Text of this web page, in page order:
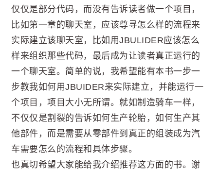
仅仅是部分代码，而没有告诉读者做一个项目，
比如第一章的聊天室，应该尊寻怎么样的流程来
实际建立该聊天室，比如用JBULIDER应该怎么
样来组织那些代码，最后成为让读者真正运行的
一个聊天室。简单的说，我希望能有本书一步一
步教我如何用JBUIDER来实际建立，并能运行一
个项目，项目大小无所谓。就如制造骑车一样，
不仅仅是割裂的告诉如何生产轮胎，如何生产其
他部件，而是需要从零部件到真正的组装成为汽
车需要怎么的流程和具体步骤。
也真切希望大家能给我介绍推荐这方面的书。谢